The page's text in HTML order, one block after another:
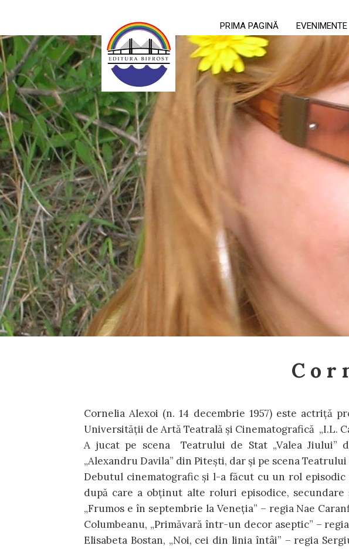
Cornelia Alexoi (n. 14 decembrie 1957) este actriță
Universității de Artă Teatrală și Cinematografică „I.L.
A jucat pe scena Teatrului de Stat „Valea Jiului”
„Alexandru Davila” din Pitești, dar și pe scena
Debutul cinematografic și l-a făcut cu un rol episodic
după care a obținut alte roluri episodice,
„Frumos e în septembrie la Veneția” – regia Nae
Columbeanu, „Primăvară într-un decor aseptic” –
Elisabeta Bostan, „Noi, cei din linia întâi” – regia
C o r
PRIMA PAGINĂ EVENIMENTE